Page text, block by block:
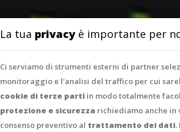
La tua privacy è importante per
Ci serviamo di strumenti esterni di partner
monitoraggio e l'analisi del traffico per cui
cookie di terze parti in modo totalmente
protezione e sicurezza richiediamo anche in
consenso preventivo al trattamento dei dati.